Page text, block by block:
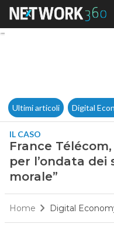
Ultimi articoli Digital
IL CASO
France
per l’ondata dei
morale”
Home Digital